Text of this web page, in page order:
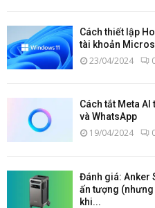
Cách thiết lập
tài khoản
23/04/2024
Cách tắt Meta
và WhatsApp
19/04/2024
Đánh giá: Anker
ấn tượng
khi...